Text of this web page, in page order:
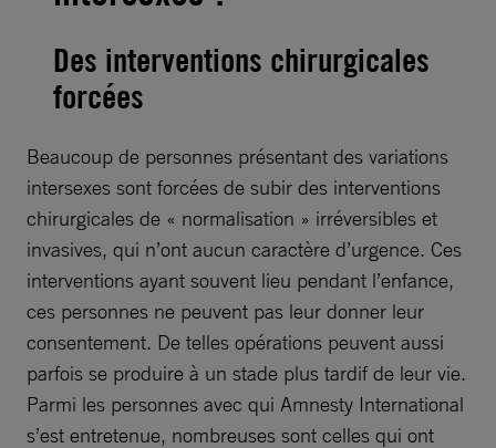
Des interventions chirurgicales
forcées
Beaucoup de personnes présentant des variations
intersexes sont forcées de subir des interventions
chirurgicales de « normalisation » irréversibles et
invasives, qui n’ont aucun caractère d’urgence. Ces
interventions ayant souvent lieu pendant l’enfance,
ces personnes ne peuvent pas leur donner leur
consentement. De telles opérations peuvent aussi
parfois se produire à un stade plus tardif de leur vie.
Parmi les personnes avec qui Amnesty International
s’est entretenue, nombreuses sont celles qui ont